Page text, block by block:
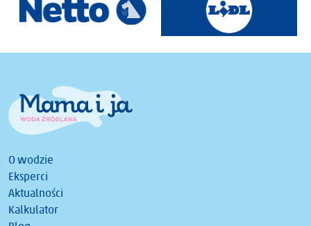
O wodzie
Eksperci
Aktualności
Kalkulator